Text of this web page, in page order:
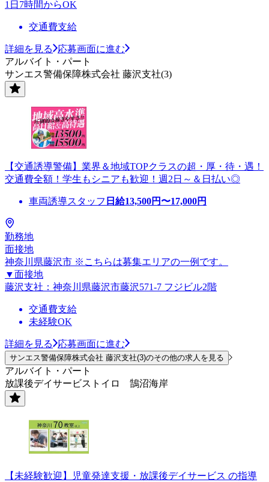
1日7時間からOK
交通費支給
詳細を見る
応募画面に進む
アルバイト・パート
サンエス警備保障株式会社 藤沢支社(3)
【交通誘導警備】業界＆地域TOPクラスの超・厚・待・遇！
交通費全額！学生もシニアも歓迎！週2日～＆日払い◎
車両誘導スタッフ 日給13,500円〜17,000円
勤務地
面接地
神奈川県藤沢市 ※こちらは募集エリアの一例です。
▼面接地
藤沢支社：神奈川県藤沢市藤沢571-7 フジビル2階
交通費支給
未経験OK
詳細を見る 応募画面に進む
サンエス警備保障株式会社 藤沢支社(3)のその他の求人を見る
アルバイト・パート
放課後デイサービストイロ 鵠沼海岸
【未経験歓迎】児童発達支援・放課後デイサービス の指導